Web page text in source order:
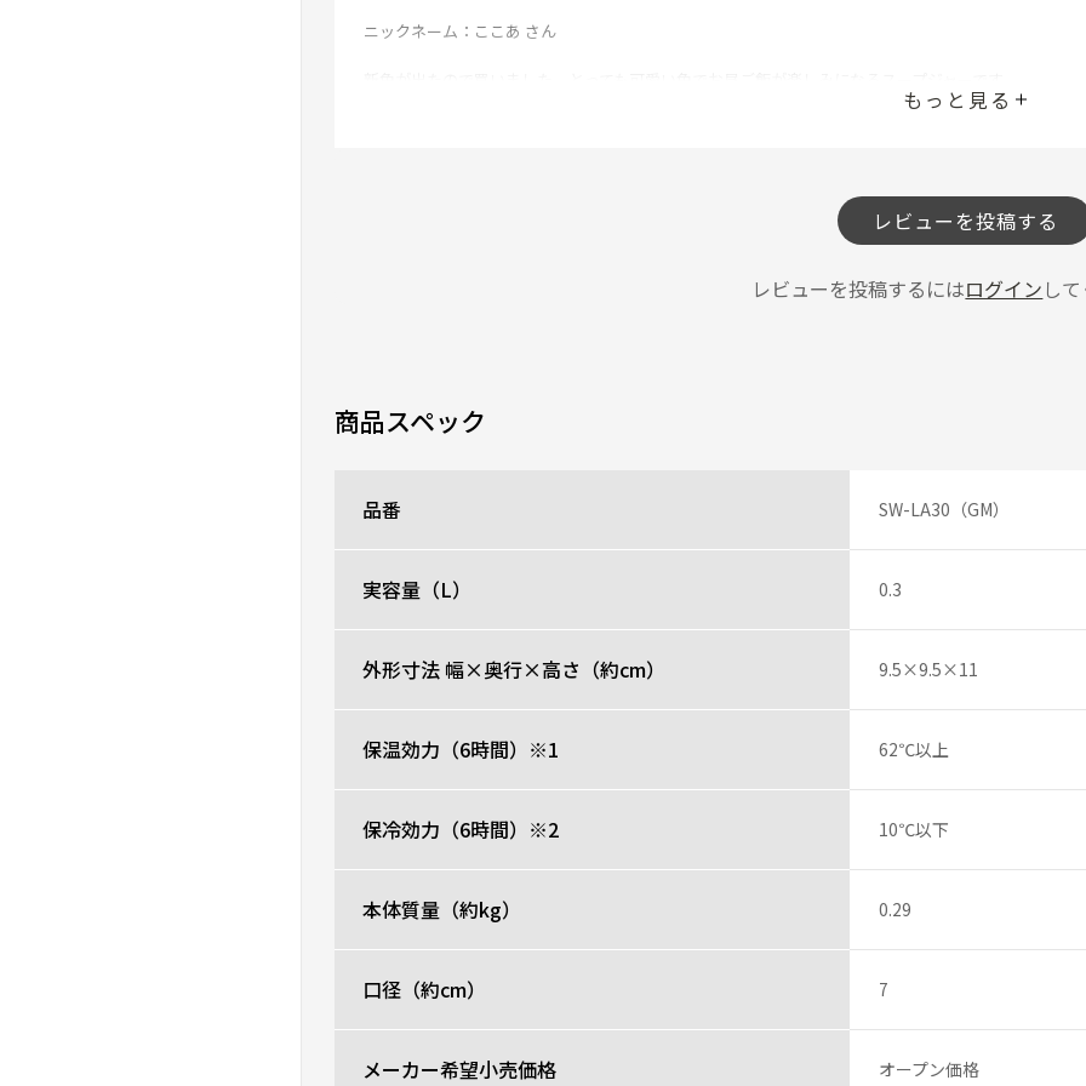
ニックネーム：ここあ さん
もっと見る
レビュー一覧
レビューを投稿する
レビューを投稿するにはログイン し
商品スペック
品番 SW-LA30（GM）
実容量（L） 0.3
外形寸法 幅×奥行×高さ（約cm） 9.5×9.5×11
保温効力（6時間）※1 62℃以上
保冷効力（6時間）※2 10℃以下
本体質量（約kg） 0.29
口径（約cm） 7
メーカー希望小売価格 オープン価格